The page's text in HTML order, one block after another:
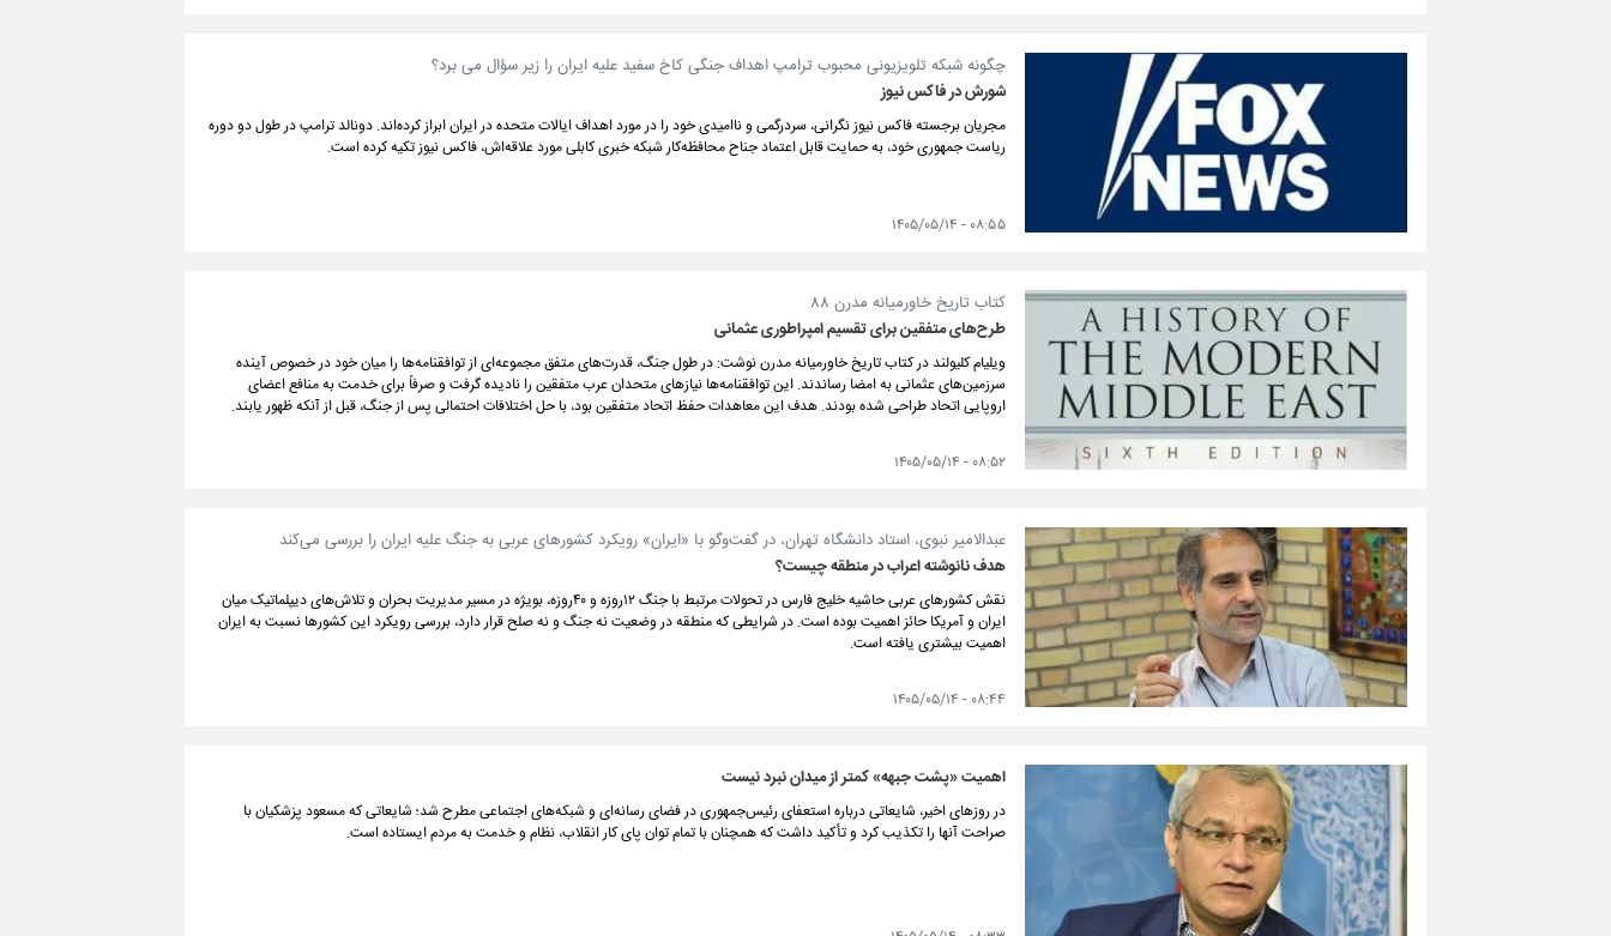
چگونه شبکه تلویزیونی محبوب ترامپ اهداف جنگی کاخ سفید علیه ایران را زیر سؤال می برد؟
شورش در فاکس نیوز
مجریان برجسته فاکس نیوز نگرانی، سردرگمی و ناامیدی خود را در مورد اهداف ایالات متحده در ایران ابراز کرده‌اند. دونالد ترامپ در طول دو دوره
ریاست جمهوری خود، به حمایت قابل اعتماد جناح محافظه‌کار شبکه خبری کابلی مورد علاقه‌اش، فاکس نیوز تکیه کرده است.
۰۸:۵۵ - ۱۴۰۵/۰۵/۱۴
کتاب تاریخ خاورمیانه مدرن ۸۸
طرح‌های متفقین برای تقسیم امپراطوری عثمانی
ویلیام کلیولند در کتاب تاریخ خاورمیانه مدرن نوشت: در طول جنگ، قدرت‌های متفق مجموعه‌ای از توافقنامه‌ها را میان خود در خصوص آینده
سرزمین‌های عثمانی به امضا رساندند. این توافقنامه‌ها نیازهای متحدان عرب متفقین را نادیده گرفت و صرفاً برای خدمت به منافع اعضای
اروپایی اتحاد طراحی شده بودند. هدف این معاهدات حفظ اتحاد متفقین بود، با حل اختلافات احتمالی پس از جنگ، قبل از آنکه ظهور یابند.
۰۸:۵۲ - ۱۴۰۵/۰۵/۱۴
عبدالامیر نبوی، استاد دانشگاه تهران، در گفت‌وگو با «ایران» رویکرد کشورهای عربی به جنگ علیه ایران را بررسی می‌کند
هدف نانوشته اعراب در منطقه چیست؟
نقش کشورهای عربی حاشیه خلیج فارس در تحولات مرتبط با جنگ ۱۲‌روزه و ۴۰‌روزه، بویژه در مسیر مدیریت بحران و تلاش‌های دیپلماتیک میان
ایران و آمریکا حائز اهمیت بوده است. در شرایطی که منطقه در وضعیت نه جنگ و نه صلح قرار دارد، بررسی رویکرد این کشورها نسبت به ایران
اهمیت بیشتری یافته است.
۰۸:۴۴ - ۱۴۰۵/۰۵/۱۴
اهمیت «پشت جبهه» کمتر از میدان نبرد نیست
در روزهای اخیر، شایعاتی درباره استعفای رئیس‌جمهوری در فضای رسانه‌ای و شبکه‌های اجتماعی مطرح شد؛ شایعاتی که مسعود پزشکیان با
صراحت آنها را تکذیب کرد و تأکید داشت که همچنان با تمام توان پای کار انقلاب، نظام و خدمت به مردم ایستاده است.